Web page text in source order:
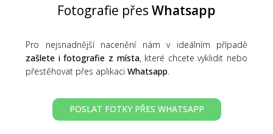
Fotografie přes Whatsapp
Pro nejsnadnější nacenění nám v ideálním případě
zašlete i fotografie z místa, které chcete vyklidit nebo
přestěhovat přes aplikaci Whatsapp
POSLAT FOTKY PŘES WHATSAPP